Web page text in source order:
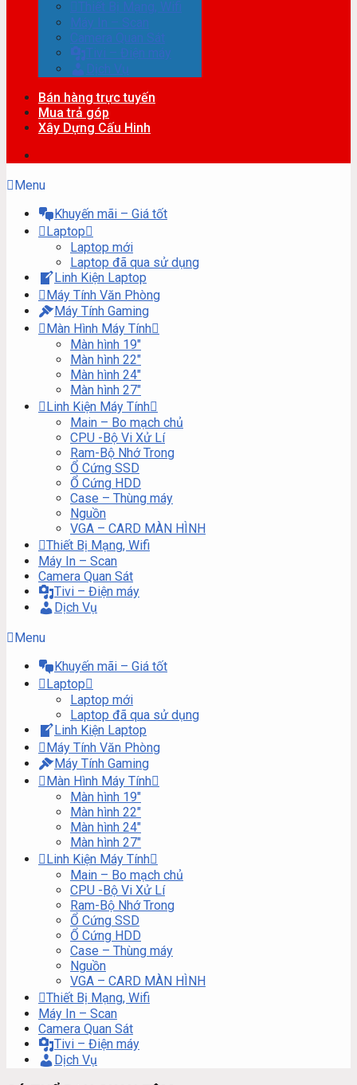
Bán hàng trực tuyến
Mua trả góp
Xây Dựng Cấu Hinh
Menu
Khuyến mãi – Giá tốt
Laptop
Laptop mới
Laptop đã qua sử dụng
Linh Kiện Laptop
Máy Tính Văn Phòng
Máy Tính Gaming
Màn Hình Máy Tính
Màn hình 19″
Màn hình 22″
Màn hình 24″
Màn hình 27″
Linh Kiện Máy Tính
Main – Bo mạch chủ
CPU -Bộ Vi Xử Lí
Ram-Bộ Nhớ Trong
Ổ Cứng SSD
Ổ Cứng HDD
Case – Thùng máy
Nguồn
VGA – CARD MÀN HÌNH
Thiết Bị Mạng, Wifi
Máy In – Scan
Camera Quan Sát
Tivi – Điện máy
Dịch Vụ
Menu
Khuyến mãi – Giá tốt
Laptop
Laptop mới
Laptop đã qua sử dụng
Linh Kiện Laptop
Máy Tính Văn Phòng
Máy Tính Gaming
Màn Hình Máy Tính
Màn hình 19″
Màn hình 22″
Màn hình 24″
Màn hình 27″
Linh Kiện Máy Tính
Main – Bo mạch chủ
CPU -Bộ Vi Xử Lí
Ram-Bộ Nhớ Trong
Ổ Cứng SSD
Ổ Cứng HDD
Case – Thùng máy
Nguồn
VGA – CARD MÀN HÌNH
Thiết Bị Mạng, Wifi
Máy In – Scan
Camera Quan Sát
Tivi – Điện máy
Dịch Vụ